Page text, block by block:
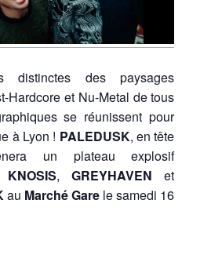
distinctes des paysages
Hardcore et Nu-Metal de tous
se réunissent pour
à Lyon ! PALEDUSK, en tête
un plateau explosif
KNOSIS, GREYHAVEN et
au Marché Gare le samedi 16